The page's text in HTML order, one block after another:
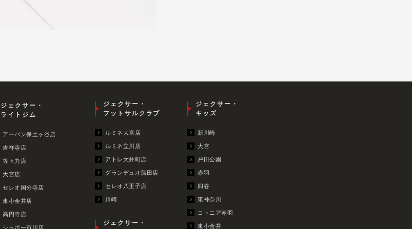
ジェクサー・
ライトジム
アーバン保土ヶ谷店
吉祥寺店
等々力店
大宮店
セレオ国分寺店
東小金井店
高円寺店
シャポー市川店
ジェクサー・
フットサルクラブ
ルミネ大宮店
ルミネ立川店
アトレ大井町店
グランデュオ蒲田店
セレオ八王子店
川崎
ジェクサー・
ジェクサー・
キッズ
新川崎
大宮
戸田公園
赤羽
四谷
東神奈川
コトニア赤羽
東小金井